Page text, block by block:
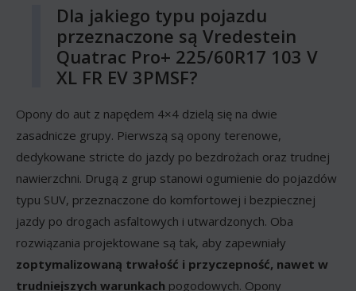
Dla jakiego typu pojazdu
przeznaczone są Vredestein
Quatrac Pro+ 225/60R17 103 V
XL FR EV 3PMSF?
Opony do aut z napędem 4×4 dzielą się na dwie
zasadnicze grupy. Pierwszą są opony terenowe,
dedykowane stricte do jazdy po bezdrożach oraz trudnej
nawierzchni. Drugą z grup stanowi ogumienie do pojazdów
typu SUV, przeznaczone do komfortowej i bezpiecznej
jazdy po drogach asfaltowych i utwardzonych. Oba
rozwiązania projektowane są tak, aby zapewniały
zoptymalizowaną trwałość i przyczepność, nawet w
trudniejszych warunkach pogodowych. Opony